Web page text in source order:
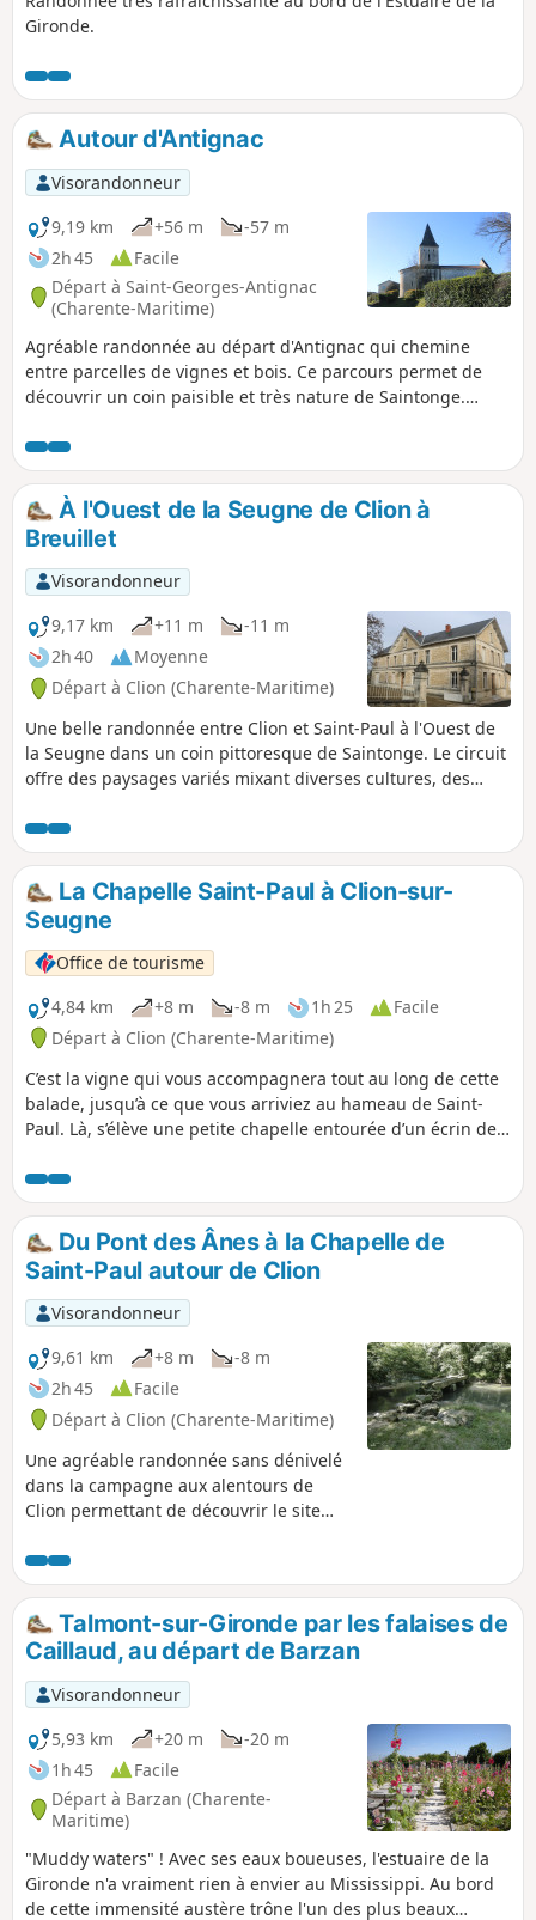
Gironde.
Autour d'Antignac
Visorandonneur
9,19 km
+56 m
-57 m
2h 45
Facile
Départ à Saint-Georges-Antignac
(Charente-Maritime)
Agréable randonnée au départ d'Antignac qui chemine
entre parcelles de vignes et bois. Ce parcours permet de
découvrir un coin paisible et très nature de Saintonge.
chevreuils par exemple en bordure de bois.
À l'Ouest de la Seugne de Clion à
Breuillet
Visorandonneur
9,17 km
+11 m
-11 m
2h 40
Moyenne
Départ à Clion (Charente-Maritime)
Une belle randonnée entre Clion et Saint-Paul à l'Ouest de
la Seugne dans un coin pittoresque de Saintonge. Le circuit
offre des paysages variés mixant diverses cultures, des
de longer la Seugne, de voir une des sources qui
l'alimentent et du patrimoine bâti comme la Chapelle Saint-
Paul.La Chapelle Saint-Paul à Clion-sur-
Seugne
Office de tourisme
4,84 km
+8 m -8 m 1h 25
Facile
Départ à Clion (Charente-Maritime)
C’est la vigne qui vous accompagnera tout au long de cette
balade, jusqu’à ce que vous arriviez au hameau de Saint-
Paul. Là, s’élève une petite chapelle entourée d’un écrin de
soigneusement agrémentées de fleurs. Puis vous repartirez
à travers vignes et champs le long de la voie ferrée pour
rejoindre Clion où une étape s’impose au presbytère qui
accueille le musée artisanal et rural de Clion.
Du Pont des Ânes à la Chapelle de
Saint-Paul autour de Clion
Visorandonneur
9,61 km
+8 m
-8 m
2h 45
Facile
Départ à Clion (Charente-Maritime)
Une agréable randonnée sans dénivelé
dans la campagne aux alentours de
Clion permettant de découvrir le site
de Saint-Paul, la Fontaine Saint-Fort et
d'avoir de belles vues sur les châteaux
de Lussac et de Clam.Ce circuit
emprunte très partiellement le GRP®®
de Saintonge.
Talmont-sur-Gironde par les falaises de
Caillaud, au départ de Barzan
Visorandonneur
5,93 km
+20 m
-20 m
1h 45
Facile
Départ à Barzan (Charente-
Maritime)
"Muddy waters" ! Avec ses eaux boueuses, l'estuaire de la
Gironde n'a vraiment rien à envier au Mississippi. Au bord
de cette immensité austère trône l'un des plus beaux